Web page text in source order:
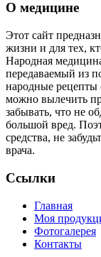
О медицине
Этот сайт
жизни и для тех,
Народная
передаваемый из
народные рецепты
можно вылечить
забывать, что не
большой вред.
средства, не
врача.
Ссылки
Главная
Моя
Фотогалерея
Контакты